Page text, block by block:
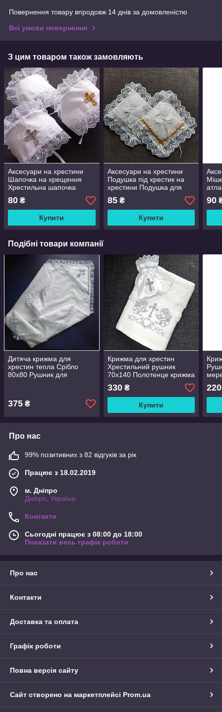
Повернення товару впродовж 14 днів за домовленістю
Всі умови повернення
З цим товаром також замовляють
Аксесуари на хрестини
Шапочка на хрещення
Хрестильна шапочка
чепчик мереживний з
бавовни
80 ₴
Купити
Аксесуари на хрестини
Подушка під хрестик на
хрестини Подушка для
хрестика
85₴
Купити
90
Подібні товари компанії
Дитяча крижма для
хрестин тепла Срібло
80x80 Рушник для
375 ₴
Крижма для хрестин
Хрестильний рушник
70х140 Полотенце крижма
Рушник для хрещення
330₴
Купити
220
Про нас
99% позитивних з 82 відгуків за рік
Працює з 18.02.2019
м. Дніпро
Дніпро, Україна
Контакти
Сьогодні працює з 08:00 до 18:00
Показати весь графік роботи
Про нас
Контакти
Доставка та оплата
Графік роботи
Повна версія сайту
Сайт створено на маркетплейсі Prom.ua